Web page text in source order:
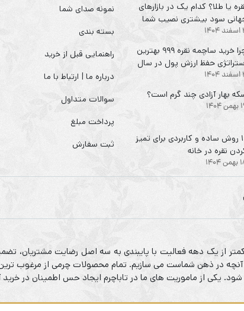
یا طلا؟ کدام یک در بازارهای
سود بیشتری نصیب شما
چرا خرید ساچمه نقره ۹۹۹ بهترین
حفظ ارزش پول در سال
است؟
بهار آزادی چند گرم است؟
۱۱ روش ساده و کاربردی برای تمیز
نقره در خانه
نمونه صدای شما
بسته بندی
راهنمایی قبل از خرید
درباره ما | ارتباط با ما
سوالات متداول
پرداخت مبلغ
ثبت سفارش
از یک دهه فعالیت با پایبندی به سه اصل رضایت مشتریان،
آنچه در ذهن شماست می سازیم. تمام محصولات چرمی از مرغوب
یکی از ماموریت های ما در تاباچرم ایجاد حس اطمینان در خرید